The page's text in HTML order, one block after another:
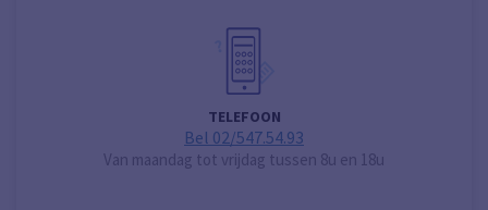
TELEFOON
Bel 02/547.54.93
Van maandag tot vrijdag tussen 8u en 18u